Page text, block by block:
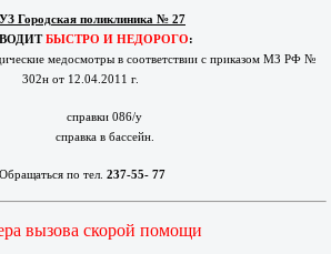
Городская поликлиника № 27
БЫСТРО И НЕДОРОГО:
медосмотры в соответствии с приказом МЗ РФ №
302н от 12.04.2011 г.
справки 086/у
справка в бассейн.
Обращаться по тел. 237-55- 77
вызова скорой помощи